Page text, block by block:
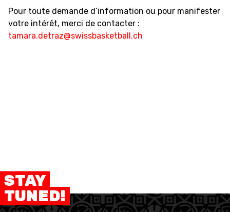
Pour toute demande d’information ou pour manifester
votre intérêt, merci de contacter :
tamara.detraz@swissbasketball.ch
STAY
TUNED!